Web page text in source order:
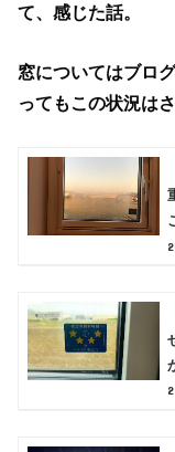
て、感じた話。
窓についてはブロ
ってもこの状況は